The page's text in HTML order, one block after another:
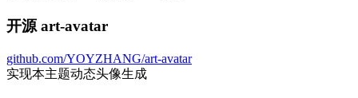
开源 art-avatar
github.com/YOYZHANG/art-avatar
实现本主题动态头像生成